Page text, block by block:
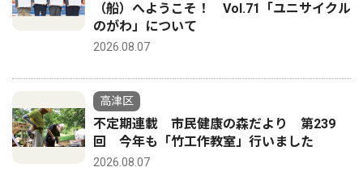
（船）へようこそ！ Vol.71「ユニサイクル
のがわ」について
2026.08.07
高津区
不定期連載 市民健康の森だより 第239
回 今年も「竹工作教室」行いました
2026.08.07